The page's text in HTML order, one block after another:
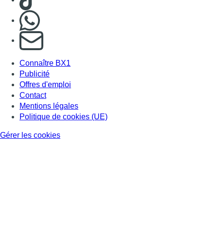
S'abonner à notre newsletter
Connaître BX1
Publicité
Offres d'emploi
Contact
Mentions légales
Politique de cookies (UE)
Gérer les cookies